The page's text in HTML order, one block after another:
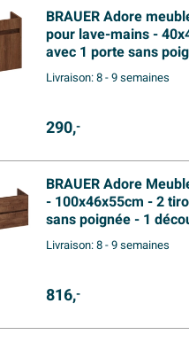
BRAUER Adore
pour lave-mains -
avec 1 porte sans
gauche Forest Cacao
Livraison:8 - 9 semaines
290,-
BRAUER Adore
- 100x46x55cm - 2
sans poignée - 1
siphon - Forest Cacao
Livraison:8 - 9 semaines
816,-